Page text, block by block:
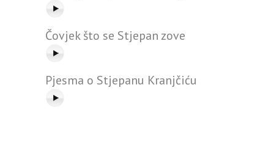
Čovjek što se Stjepan zove
Pjesma o Stjepanu Kranjčiću